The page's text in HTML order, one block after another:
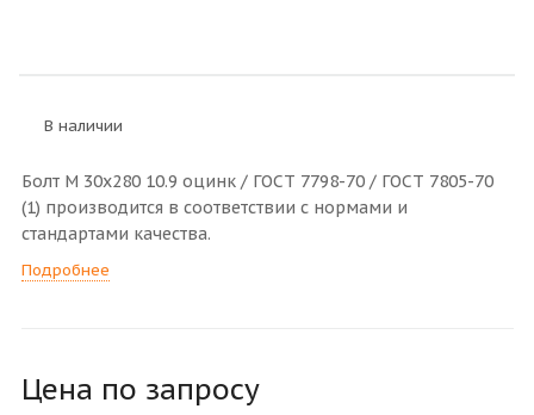
В наличии
Болт M 30x280 10.9 оцинк / ГОСТ 7798-70 / ГОСТ 7805-70
(1) производится в соответствии с нормами и
стандартами качества.
Подробнее
Цена по запросу